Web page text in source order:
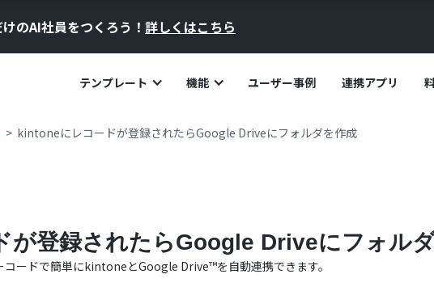
のAI社員をつくろう！ 詳しくはこちら
テンプレート 機能 ユーザー事例 連携アプリ
kintoneにレコードが登録されたらGoogle Driveにフォルダを作成
が登録されたらGoogle Driveにフォル
ードで簡単にkintoneとGoogle Drive™を自動連携できます。